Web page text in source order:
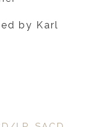
by Karl